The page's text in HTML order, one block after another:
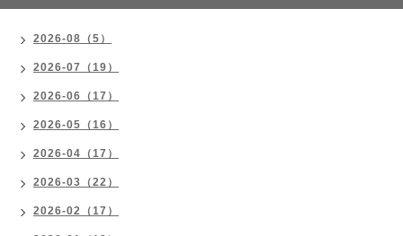
2026-08（5）
2026-07（19）
2026-06（17）
2026-05（16）
2026-04（17）
2026-03（22）
2026-02（17）